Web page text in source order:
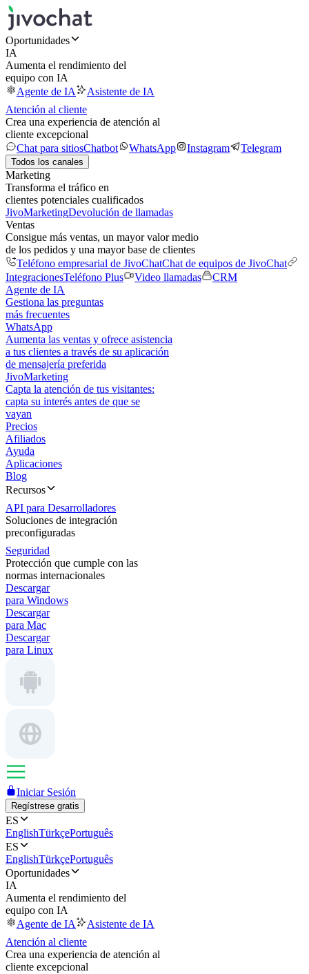
Oportunidades
IA
Aumenta el rendimiento del
equipo con IA
Agente de IA
Asistente de IA
Atención al cliente
Crea una experiencia de atención al
cliente excepcional
Chat para sitiosChatbot WhatsApp Instagram Telegram
Todos los canales
Marketing
Transforma el tráfico en
clientes potenciales cualificados
JivoMarketingDevolución de llamadas
Ventas
Consigue más ventas, un mayor valor medio
de los pedidos y una mayor base de clientes
Teléfono empresarial de JivoChatChat de equipos de JivoChat
IntegracionesTeléfono Plus Video llamadas
CRM
Agente de IA
Gestiona las preguntas
más frecuentes
WhatsApp
Aumenta las ventas y ofrece asistencia
a tus clientes a través de su aplicación
de mensajería preferida
JivoMarketing
Capta la atención de tus visitantes:
capta su interés antes de que se
vayan
Precios
Afiliados
Ayuda
Aplicaciones
Blog
Recursos
API para Desarrolladores
Soluciones de integración
preconfiguradas
Seguridad
Protección que cumple con las
normas internacionales
Descargar
para Windows
Descargar
para Mac
Descargar
para Linux
Iniciar Sesión
Regístrese gratis
ES
EnglishTürkçePortuguês
ES
EnglishTürkçePortuguês
Oportunidades
IA
Aumenta el rendimiento del
equipo con IA
Agente de IA
Asistente de IA
Atención al cliente
Crea una experiencia de atención al
cliente excepcional